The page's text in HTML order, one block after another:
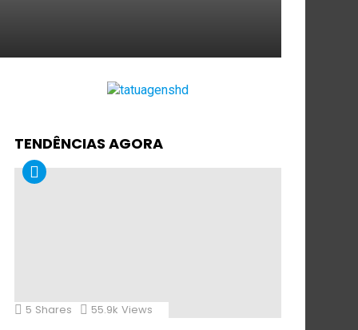
TENDÊNCIAS AGORA
5 Shares 55.9k Views